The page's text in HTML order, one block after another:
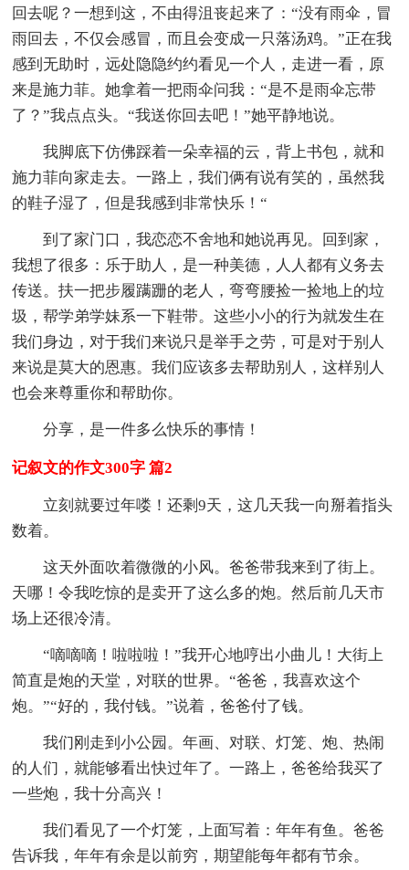
回去呢？一想到这，不由得沮丧起来了：“没有雨伞，冒
雨回去，不仅会感冒，而且会变成一只落汤鸡。”正在我
感到无助时，远处隐隐约约看见一个人，走进一看，原
来是施力菲。她拿着一把雨伞问我：“是不是雨伞忘带
了？”我点点头。“我送你回去吧！”她平静地说。
我脚底下仿佛踩着一朵幸福的云，背上书包，就和
施力菲向家走去。一路上，我们俩有说有笑的，虽然我
的鞋子湿了，但是我感到非常快乐！“
到了家门口，我恋恋不舍地和她说再见。回到家，
我想了很多：乐于助人，是一种美德，人人都有义务去
传送。扶一把步履蹒跚的老人，弯弯腰捡一捡地上的垃
圾，帮学弟学妹系一下鞋带。这些小小的行为就发生在
我们身边，对于我们来说只是举手之劳，可是对于别人
来说是莫大的恩惠。我们应该多去帮助别人，这样别人
也会来尊重你和帮助你。
分享，是一件多么快乐的事情！
记叙文的作文300字 篇2
立刻就要过年喽！还剩9天，这几天我一向掰着指头
数着。
这天外面吹着微微的小风。爸爸带我来到了街上。
天哪！令我吃惊的是卖开了这么多的炮。然后前几天市
场上还很冷清。
“嘀嘀嘀！啦啦啦！”我开心地哼出小曲儿！大街上
简直是炮的天堂，对联的世界。“爸爸，我喜欢这个
炮。”“好的，我付钱。”说着，爸爸付了钱。
我们刚走到小公园。年画、对联、灯笼、炮、热闹
的人们，就能够看出快过年了。一路上，爸爸给我买了
一些炮，我十分高兴！
我们看见了一个灯笼，上面写着：年年有鱼。爸爸
告诉我，年年有余是以前穷，期望能每年都有节余。